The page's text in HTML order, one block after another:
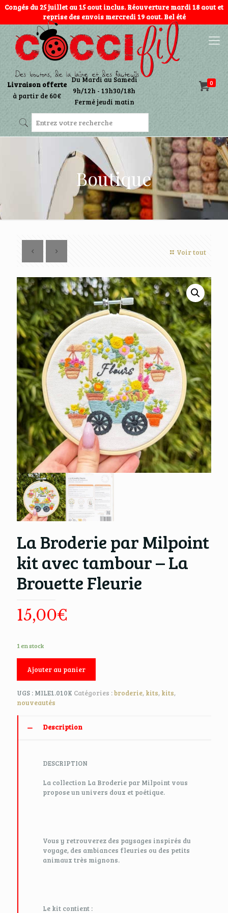
Congés du 25 juillet au 15 aout inclus. Réouverture mardi 18 aout et
reprise des envois mercredi 19 aout. Bel été
0
Livraison offerte
à partir de 60€
Du Mardi au Samedi
9h/12h - 13h30/18h
Fermé jeudi matin
Boutique
Voir tout
La Broderie par Milpoint
kit avec tambour – La
Brouette Fleurie
15,00€
1 en stock
Ajouter au panier
UGS : MILE1.010K Catégories :broderie, kits, kits,
nouveautés
Description
DESCRIPTION
La collection La Broderie par Milpoint vous
propose un univers doux et poétique.
Vous y retrouverez des paysages inspirés du
voyage, des ambiances fleuries ou des petits
animaux très mignons.
Le kit contient :